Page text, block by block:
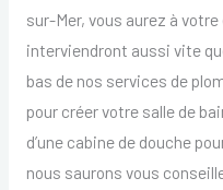
sur-Mer, vous aurez à
interviendront aussi vite
bas de nos services de
pour créer votre salle de
d’une cabine de douche
nous saurons vous